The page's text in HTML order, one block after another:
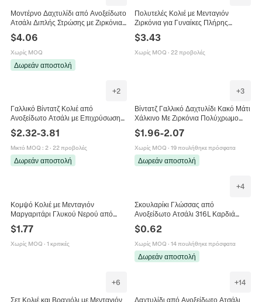
Μοντέρνο Δαχτυλίδι από Ανοξείδωτο
Ατσάλι Διπλής Στρώσης με Ζιρκόνια
Pave Setting Κοσμήματα για
Γυναίκες
$4.06
Χωρίς MOQ
Δωρεάν αποστολή
Πολυτελές Κολιέ με Μενταγιόν
Ζιρκόνια για Γυναίκες Πλήρης
Halo Γεωμετρικά Κοσμήματα Κοπή
Σμαραγδιού
$3.43
Χωρίς MOQ · 22 προβολές
+2
Γαλλικό Βίντατζ Κολιέ από
Ανοξείδωτο Ατσάλι με Επιχρύσωση
18K Με Μενταγιόν Απομίμηση
Μαλαχίτη Γυναικεία Γεωμετρικά
Μποέμ Κοσμήματα
$2.32-3.81
Μικτό MOQ : 2· 22 προβολές
Δωρεάν αποστολή
+3
Βίντατζ Γαλλικό Δαχτυλίδι Κακό Μάτι
Χάλκινο Με Ζιρκόνια Πολύχρωμο
Σμάλτο Ρυθμιζόμενο Ανοιχτό
Δαχτυλίδι Μόδας Γυναίκα
$1.96-2.07
Χωρίς MOQ · 19 πουλήθηκε πρόσφατα
Δωρεάν αποστολή
Κομψό Κολιέ με Μενταγιόν
Μαργαριτάρι Γλυκού Νερού από
Επίστρωση για Γυναίκες Κοσμήματα
PVD
$1.77
Χωρίς MOQ · 1 κριτικές
+4
Σκουλαρίκι Γλώσσας από
Ανοξείδωτο Ατσάλι 316L Καρδιά
Κοσμήματα Piercing Πολύχρωμη
Ρητίνη για Γυναίκες Άνδρες
$0.62
Χωρίς MOQ · 14 πουλήθηκε πρόσφατα
Δωρεάν αποστολή
+6
Σετ Κολιέ και Βραχιόλι με Μενταγιόν
+14
Δαχτυλίδι από Ανοξείδωτο Ατσάλι